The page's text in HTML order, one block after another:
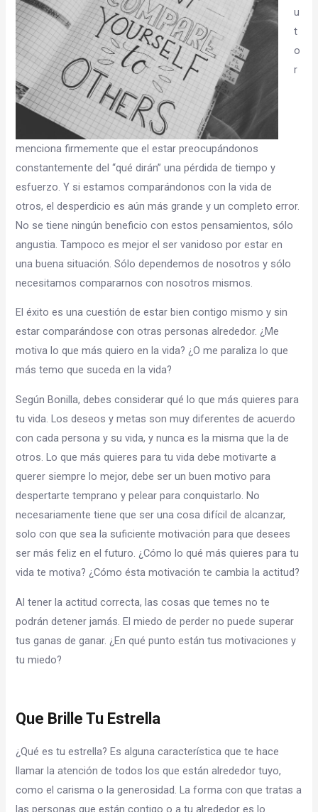
u
t
o
r
menciona firmemente que el estar preocupándonos
constantemente del “qué dirán” una pérdida de tiempo y
esfuerzo. Y si estamos comparándonos con la vida de
otros, el desperdicio es aún más grande y un completo error.
No se tiene ningún beneficio con estos pensamientos, sólo
angustia. Tampoco es mejor el ser vanidoso por estar en
una buena situación. Sólo dependemos de nosotros y sólo
necesitamos compararnos con nosotros mismos.
El éxito es una cuestión de estar bien contigo mismo y sin
estar comparándose con otras personas alrededor. ¿Me
motiva lo que más quiero en la vida? ¿O me paraliza lo que
más temo que suceda en la vida?
Según Bonilla, debes considerar qué lo que más quieres para
tu vida. Los deseos y metas son muy diferentes de acuerdo
con cada persona y su vida, y nunca es la misma que la de
otros. Lo que más quieres para tu vida debe motivarte a
querer siempre lo mejor, debe ser un buen motivo para
despertarte temprano y pelear para conquistarlo. No
necesariamente tiene que ser una cosa difícil de alcanzar,
solo con que sea la suficiente motivación para que desees
ser más feliz en el futuro. ¿Cómo lo qué más quieres para tu
vida te motiva? ¿Cómo ésta motivación te cambia la actitud?
Al tener la actitud correcta, las cosas que temes no te
podrán detener jamás. El miedo de perder no puede superar
tus ganas de ganar. ¿En qué punto están tus motivaciones y
tu miedo?
Que Brille Tu Estrella
¿Qué es tu estrella? Es alguna característica que te hace
llamar la atención de todos los que están alrededor tuyo,
como el carisma o la generosidad. La forma con que tratas a
las personas que están contigo o a tu alrededor es lo